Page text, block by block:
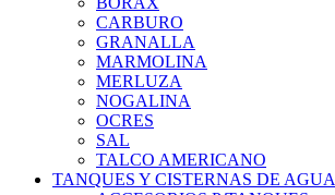
CARBURO
GRANALLA
MARMOLINA
MERLUZA
NOGALINA
OCRES
SAL
TALCO AMERICANO
TANQUES Y CISTERNAS DE AGUA